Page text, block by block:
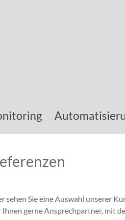
sehen Sie eine Auswahl unserer
Ihnen gerne Ansprechpartner, mit